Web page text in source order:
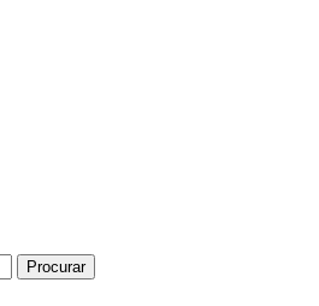
Procurar